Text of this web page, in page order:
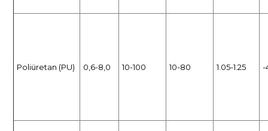
Poliüretan (PU) 0,6-8,0 10-100 10-80 1.05-1.25 -